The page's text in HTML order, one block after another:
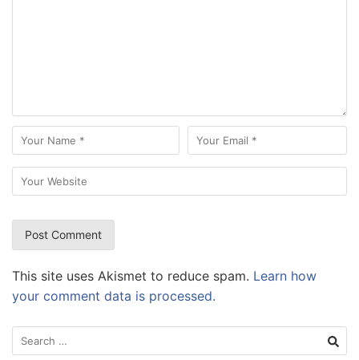
This site uses Akismet to reduce spam. Learn how
your comment data is processed.
Search
for: